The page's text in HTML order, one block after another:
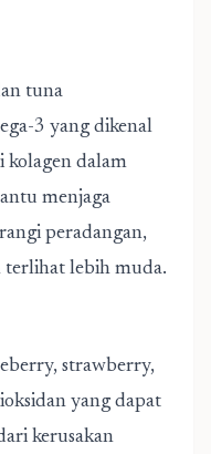
tuna
3 yang dikenal
kolagen dalam
menjaga
peradangan,
terlihat lebih muda.
strawberry,
yang dapat
kerusakan